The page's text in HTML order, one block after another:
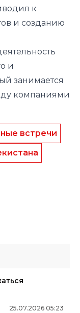
к
и созданию
и
занимается
компаниями
встречи
25.07.2026 05:23